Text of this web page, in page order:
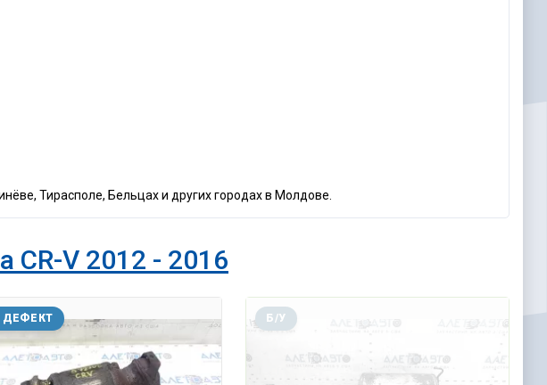
Тирасполе, Бельцах и других городах в Молдове.
CR-V 2012 - 2016
ДЕФЕКТ Б/У